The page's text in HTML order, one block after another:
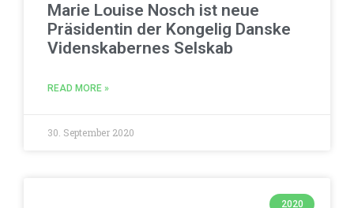
Marie Louise Nosch ist neue
Präsidentin der Kongelig Danske
Videnskabernes Selskab
READ MORE »
30. September 2020
2020